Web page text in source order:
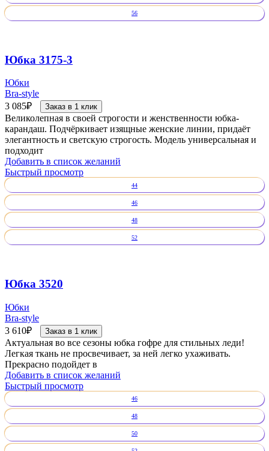
56
Юбка 3175-3
Юбки
Bra-style
3 085₽ Заказ в 1 клик
Великолепная в своей строгости и женственности юбка-
карандаш. Подчёркивает изящные женские линии, придаёт
элегантность и светскую строгость. Модель универсальная и
подходит
Добавить в список желаний
Быстрый просмотр
44
46
48
52
Юбка 3520
Юбки
Bra-style
3 610₽ Заказ в 1 клик
Актуальная во все сезоны юбка гофре для стильных леди!
Легкая ткань не просвечивает, за ней легко ухаживать.
Прекрасно подойдет в
Добавить в список желаний
Быстрый просмотр
46
48
50